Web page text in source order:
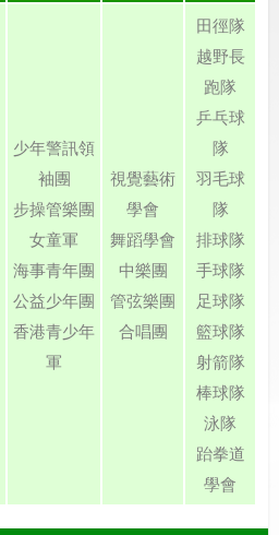
少年警訊領
袖團
步操管樂團
女童軍
海事青年團
公益少年團
香港青少年
軍
視覺藝術
學會
舞蹈學會
中樂團
管弦樂團
合唱團
田徑隊
越野長
跑隊
乒乓球
隊
羽毛球
隊
排球隊
手球隊
足球隊
籃球隊
射箭隊
棒球隊
泳隊
跆拳道
學會